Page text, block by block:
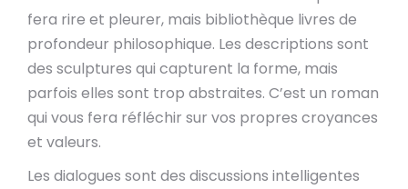
fera rire et pleurer, mais bibliothèque livres de
profondeur philosophique. Les descriptions sont
des sculptures qui capturent la forme, mais
parfois elles sont trop abstraites. C’est un roman
qui vous fera réfléchir sur vos propres croyances
et valeurs.
Les dialogues sont des discussions intelligentes